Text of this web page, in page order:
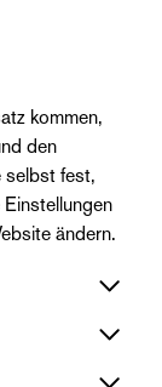
kommen,
den
selbst fest,
ändern.